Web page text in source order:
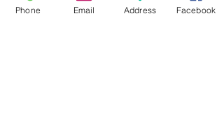
- 10 BOLSITAS PERSONALIZADAS
Phone Email Address Facebook